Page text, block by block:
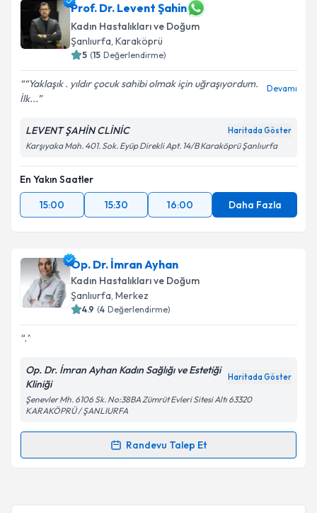
Prof. Dr. Levent Şahin
Kadın Hastalıkları ve Doğum
Şanlıurfa, Karaköprü
5 (15 Değerlendirme)
“Yaklaşık . yıldır çocuk sahibi olmak için uğraşıyordum.
İlk...
Devamı
LEVENT ŞAHİN CLİNİC Haritada Göster
Karşıyaka Mah. 401. Sok. Eyüp Direkli Apt. 14/B Karaköprü Şanlıurfa
En Yakın Saatler
15:00
15:30 16:00 Daha Fazla
Op. Dr. İmran Ayhan
Kadın Hastalıkları ve Doğum
Şanlıurfa, Merkez
4.9 (4 Değerlendirme)
.
Op. Dr. İmran Ayhan Kadın Sağlığı ve Estetiği
Kliniği
Haritada Göster
Şenevler Mh. 6106 Sk. No:38BA Zümrüt Evleri Sitesi Altı 63320
KARAKÖPRÜ / ŞANLIURFA
Randevu Talep Et
Randevu Takvimi Talebi